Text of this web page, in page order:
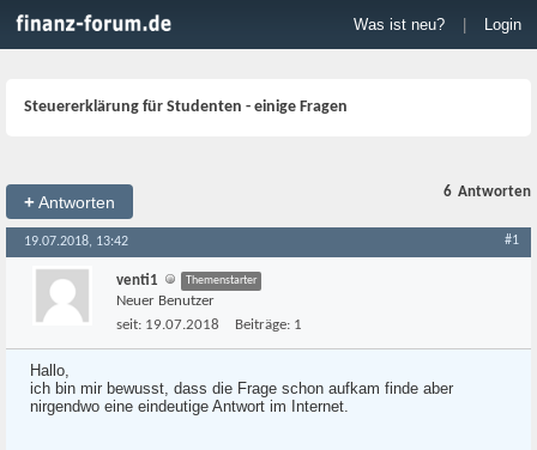
Was ist neu? Login
Steuererklärung für Studenten - einige Fragen
+Antworten
6 Antworten
19.07.2018, 13:42 #1
venti1 Themenstarter
Neuer Benutzer
seit: 19.07.2018 Beiträge: 1
Hallo,
ich bin mir bewusst, dass die Frage schon aufkam finde aber
nirgendwo eine eindeutige Antwort im Internet.